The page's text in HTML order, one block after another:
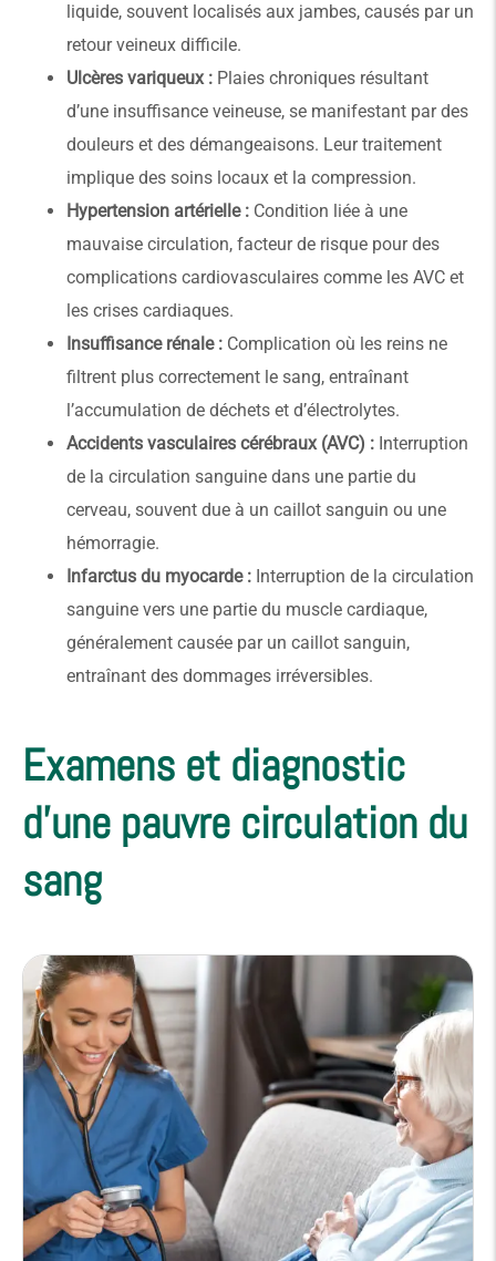
liquide, souvent localisés aux jambes, causés par un
retour veineux difficile.
Ulcères variqueux : Plaies chroniques résultant
d’une insuffisance veineuse, se manifestant par des
douleurs et des démangeaisons. Leur traitement
implique des soins locaux et la compression.
Hypertension artérielle : Condition liée à une
mauvaise circulation, facteur de risque pour des
complications cardiovasculaires comme les AVC et
les crises cardiaques.
Insuffisance rénale : Complication où les reins ne
filtrent plus correctement le sang, entraînant
l’accumulation de déchets et d’électrolytes.
Accidents vasculaires cérébraux (AVC) : Interruption
de la circulation sanguine dans une partie du
cerveau, souvent due à un caillot sanguin ou une
hémorragie.
Infarctus du myocarde : Interruption de la circulation
sanguine vers une partie du muscle cardiaque,
généralement causée par un caillot sanguin,
entraînant des dommages irréversibles.
Examens et diagnostic
d'une pauvre circulation du
sang